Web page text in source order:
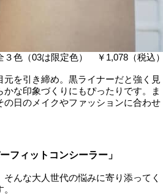
色（03は限定色） ￥1,078（税込）
を引き締め。黒ライナーだと強く見
な印象づくりにもぴったりです。ま
日のメイクやファッションに合わせ
フィットコンシーラー」
んな大人世代の悩みに寄り添ってく